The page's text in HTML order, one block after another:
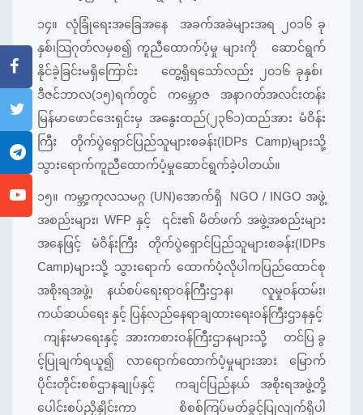
၁၄။
လုံခြုံရေးအခြေအနေ အခက်အခဲများအရ ၂၀၁၆ ခု
နှစ်၊သြဂုတ်လမှစ၍ ကူညီထောက်ပံ့မှု များကို ဆောင်ရွက်
နိုင်ခဲ့ခြင်းမရှိကြောင်း တွေ့ရှိရသော်လည်း ၂၀၁၆ ခုနှစ်၊
ဒီဇင်ဘာလ(၁၅)ရက်တွင် ကမ္ဘောဇ အနာဂတ်အလင်းတန်း
မြန်မာဖောင်ဒေးရှင်းမှ အနွေးထည်(၂၃၆၁)ထည်အား မံဝိန်း
ကြီး တိုက်ပွဲရှောင်ပြည်သူများစခန်း(IDPs Camp)များသို့
သွားရောက်ကူညီထောက်ပံ့မှုဆောင်ရွက်ခဲ့ပါတယ်။
၁၅။ ကမ္ဘာ့ကုလသမဂ္ဂ (UN)အောက်ရှိ NGO / INGO အဖွဲ့
အစည်းများ၊ WFP နှင့် ၎င်း၏ မိတ်ဖက် အဖွဲ့အစည်းများ
အနေဖြင့် မံဝိန်းကြီး တိုက်ပွဲရှောင်ပြည်သူများစခန်း(IDPs
Camp)များသို့ သွားရောက် ထောက်ပံ့လိုပါကပြည်ထောင်စု
အစိုးရအဖွဲ့၊ နယ်စပ်ရေးရာဝန်ကြီးဌာန၊ လူမှုဝန်ထမ်း၊
ကယ်ဆယ်ရေး နှင့် ပြန်လည်နေရာချထားရေးဝန်ကြီးဌာနနှင့်
ကျန်းမာရေးနှင့် အားကစားဝန်ကြီးဌာနများသို့ တင်ပြ ခွ
င့်ပြုချက်ရယူ၍ လာရောက်ထောက်ပံ့မှုများအား မြောက်
ပိုင်းတိုင်းစစ်ဌာနချုပ်နှင့် ကချင်ပြည်နယ် အစိုးရအဖွဲ့တို့
ပေါင်းစပ်ညှိနှိုင်းကာ စိစစ်ကြပ်မတ်ခွင့်ပြုလျက်ရှိပါ